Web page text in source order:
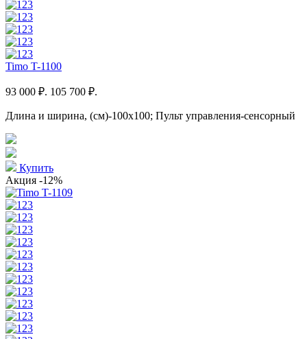
Timo T-1100
93 000 ₽. 105 700 ₽.
Длина и ширина, (см)-100x100; Пульт управления-сенсорный
Купить
Акция -12%